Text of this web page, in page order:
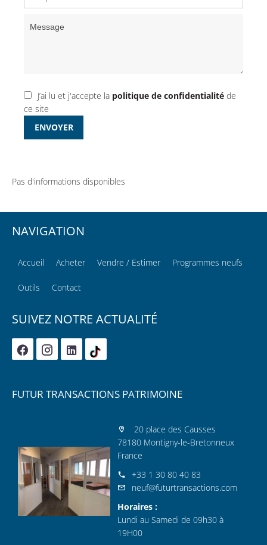
J’ai lu et j'accepte la politique de confidentialité de
ce site
ENVOYER
Pas d'informations disponibles
NAVIGATION
Accueil Acheter Vendre / Estimer Programmes neufs
Outils Contact
SUIVEZ NOTRE ACTUALITÉ
FUTUR TRANSACTIONS PATRIMOINE
20 place des Causses
78180 Montigny-le-Bretonneux
France
+33 1 30 80 40 83
neuf@futurtransactions.com
Horaires :
Lundi au Samedi de 09h30 à
19H00